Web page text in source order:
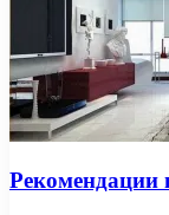
Рекомендации